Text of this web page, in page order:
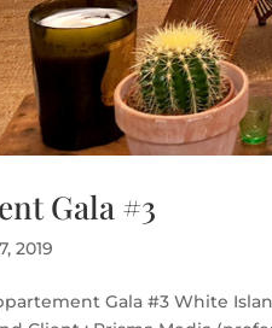
Gala #3
2019
Gala #3 White